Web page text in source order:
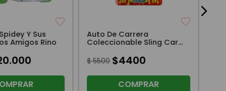
Y Sus
Amigos Rino
.000
Auto De Carrera
Coleccionable Sling Car
$ 5500 $4400
COMPRAR